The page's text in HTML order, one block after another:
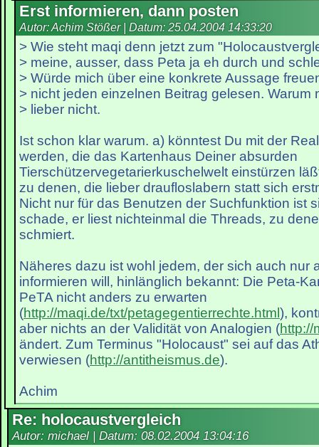
Erst informieren, dann posten
Autor: Achim Stößer | Datum: 25.04.2004 14:33:20
> Wie steht maqi denn jetzt zum
> meine, ausser, dass Peta ja eh durch und
> Würde mich über eine konkrete Aussage
> nicht jeden einzelnen Beitrag gelesen. Warum
> lieber nicht.
Ist schon klar warum. a) könntest Du mit der
werden, die das Kartenhaus Deiner absurden
Tierschützervegetarierkuschelwelt einstürzen
zu denen, die lieber draufloslabern statt sich
Nicht nur für das Benutzen der Suchfunktion ist
schade, er liest nichteinmal die Threads, zu
schmiert.
Näheres dazu ist wohl jedem, der sich auch nur
informieren will, hinlänglich bekannt: Die Peta-
PeTA nicht anders zu erwarten
(http://maqi.de/txt/petagegentierrechte.html),
aber nichts an der Validität von Analogien (http://
ändert. Zum Terminus "Holocaust" sei auf das
verwiesen (http://antitheismus.de).
Achim
Re: holocaustvergleich
Autor: michael | Datum: 08.02.2004 13:04:16